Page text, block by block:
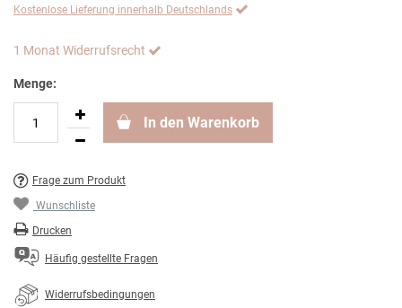
Kostenlose Lieferung innerhalb Deutschlands
1 Monat Widerrufsrecht
Menge:
In den Warenkorb
Frage zum Produkt
Wunschliste
Drucken
Häufig gestellte Fragen
Widerrufsbedingungen